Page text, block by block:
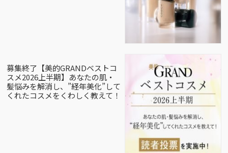
募集終了【美的GRANDベストコ
スメ2026上半期】あなたの肌・
髪悩みを解消し、”経年美化”して
くれたコスメをくわしく教えて！